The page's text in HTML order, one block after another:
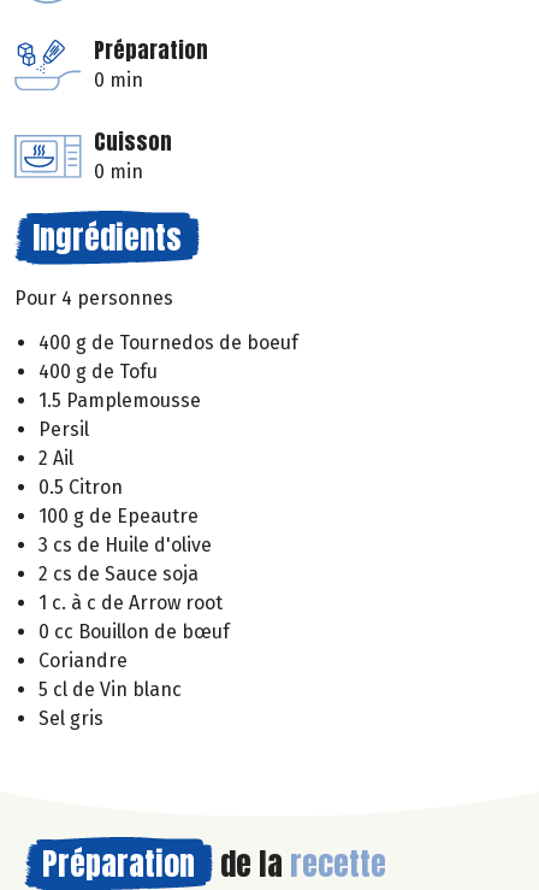
Préparation
0 min
Cuisson
0 min
Ingrédients
Pour 4 personnes
400 g de Tournedos de boeuf
400 g de Tofu
1.5 Pamplemousse
Persil
2 Ail
0.5 Citron
100 g de Epeautre
3 cs de Huile d'olive
2 cs de Sauce soja
1 c. à c de Arrow root
0 cc Bouillon de bœuf
Coriandre
5 cl de Vin blanc
Sel gris
Préparation de la recette